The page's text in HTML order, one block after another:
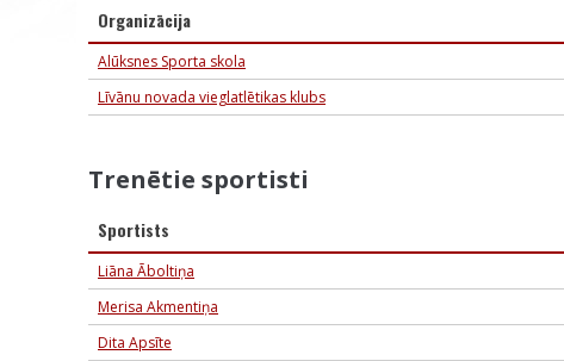
Organizācija
Alūksnes Sporta skola
Līvānu novada vieglatlētikas klubs
Trenētie sportisti
Sportists
Liāna Āboltiņa
Merisa Akmentiņa
Dita Apsīte